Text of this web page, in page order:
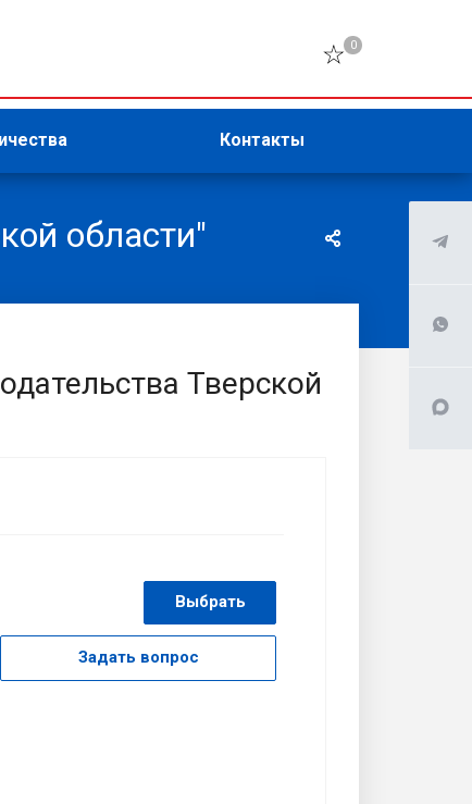
0
Контакты
области"
Тверской
Выбрать
Задать вопрос